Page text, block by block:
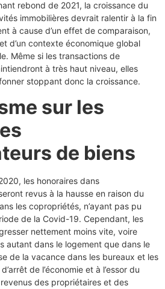
rebond de 2021, la croissance du
immobilières devrait ralentir à la fin
à cause d’un effet de comparaison,
d’un contexte économique global
Même si les transactions de
à très haut niveau, elles
stoppant donc la croissance.
sur les
de biens
les honoraires dans
revus à la hausse en raison du
les copropriétés, n’ayant pas pu
de la Covid-19. Cependant, les
nettement moins vite, voire
autant dans le logement que dans le
de la vacance dans les bureaux et les
de l’économie et à l’essor du
des propriétaires et des